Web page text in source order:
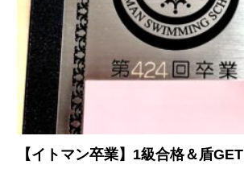
【イトマン卒業】1級合格＆盾GET